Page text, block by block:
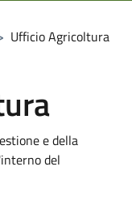
Ufficio Agricoltura
e della
del